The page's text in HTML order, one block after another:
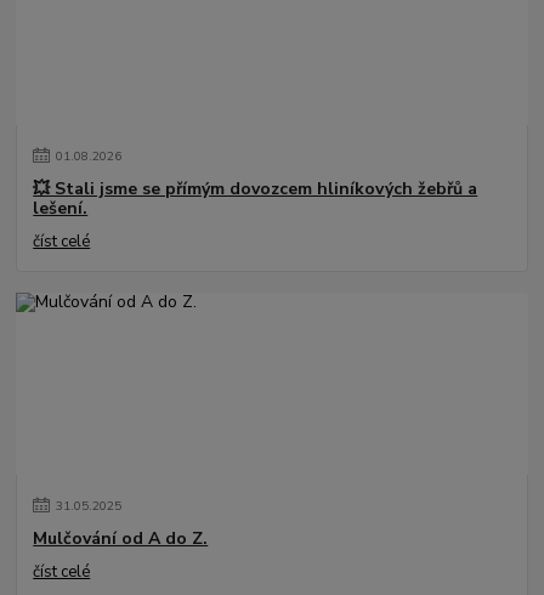
01.08.2026
💥 Stali jsme se přímým dovozcem hliníkových žebřů a
lešení.
číst celé
31.05.2025
Mulčování od A do Z.
číst celé